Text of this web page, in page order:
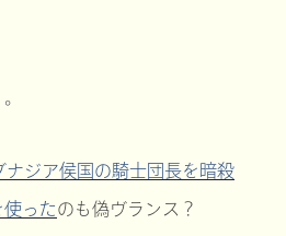
ナジア侯国の騎士団長を暗殺
ったのも偽ヴランス？